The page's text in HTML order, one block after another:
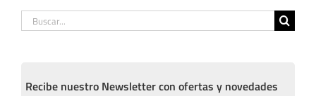
Buscar:
Recibe nuestro Newsletter con ofertas y novedades